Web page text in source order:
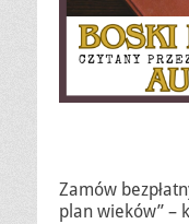
Zamów
plan wieków” –